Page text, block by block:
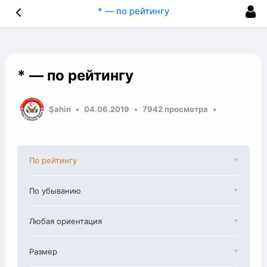
* — по рейтингу
* — по рейтингу
Şahin 04.06.2019 7942 просмотра
По рейтингу
По убыванию
Любая ориентация
Размер